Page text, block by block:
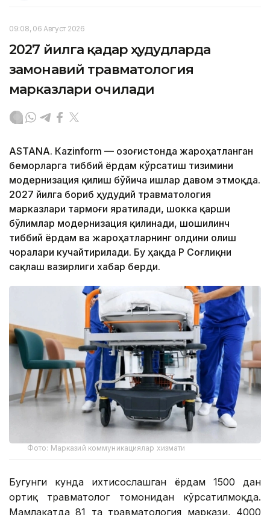
09:08, 06 Август 2026
2027 йилга қадар ҳудудларда
замонавий травматология
марказлари очилади
ASTANА. Кazinform — Қозоғистонда жароҳатланган
беморларга тиббий ёрдам кўрсатиш тизимини
модернизация қилиш бўйича ишлар давом этмоқда.
2027 йилга бориб ҳудудий травматология
марказлари тармоғи яратилади, шокка қарши
бўлимлар модернизация қилинади, шошилинч
тиббий ёрдам ва жароҳатларнинг олдини олиш
чоралари кучайтирилади. Бу ҳақда ҚР Соғлиқни
сақлаш вазирлиги хабар берди.
Фото: Марказий коммуникациялар хизмати
Бугунги кунда ихтисослашган ёрдам 1500 дан
ортиқ травматолог томонидан кўрсатилмоқда.
Мамлакатда 81 та травматология маркази, 4000